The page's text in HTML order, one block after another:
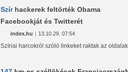
Szírhackerek feltörték Obama
Facebookját és Twitterét
index.hu | 13.10.29. 07:54
Szíriai harcokról szóló linkeket raktak az